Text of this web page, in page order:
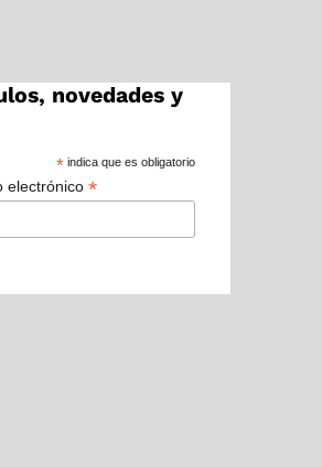
novedades y
*indica que es obligatorio
electrónico *